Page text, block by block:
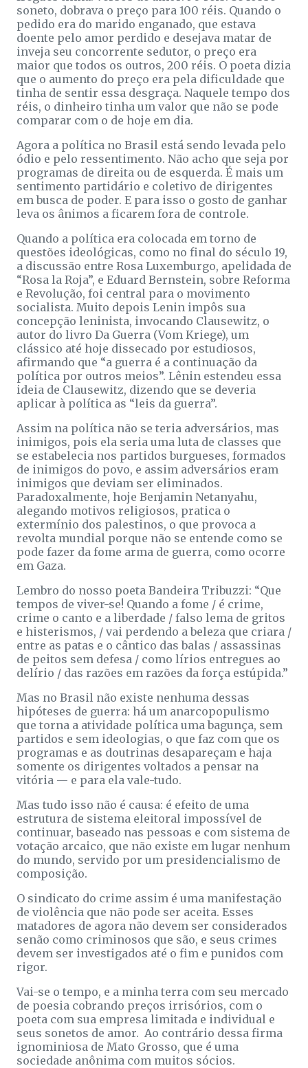
soneto, dobrava o preço para 100 réis. Quando o
pedido era do marido enganado, que estava
doente pelo amor perdido e desejava matar de
inveja seu concorrente sedutor, o preço era
maior que todos os outros, 200 réis. O poeta dizia
que o aumento do preço era pela dificuldade que
tinha de sentir essa desgraça. Naquele tempo dos
réis, o dinheiro tinha um valor que não se pode
comparar com o de hoje em dia.
Agora a política no Brasil está sendo levada pelo
ódio e pelo ressentimento. Não acho que seja por
programas de direita ou de esquerda. É mais um
sentimento partidário e coletivo de dirigentes
em busca de poder. E para isso o gosto de ganhar
leva os ânimos a ficarem fora de controle.
Quando a política era colocada em torno de
questões ideológicas, como no final do século 19,
a discussão entre Rosa Luxemburgo, apelidada de
“Rosa la Roja”, e Eduard Bernstein, sobre Reforma
e Revolução, foi central para o movimento
socialista. Muito depois Lenin impôs sua
concepção leninista, invocando Clausewitz, o
autor do livro Da Guerra (Vom Kriege), um
clássico até hoje dissecado por estudiosos,
afirmando que “a guerra é a continuação da
política por outros meios”. Lênin estendeu essa
ideia de Clausewitz, dizendo que se deveria
aplicar à política as “leis da guerra”.
Assim na política não se teria adversários, mas
inimigos, pois ela seria uma luta de classes que
se estabelecia nos partidos burgueses, formados
de inimigos do povo, e assim adversários eram
inimigos que deviam ser eliminados.
Paradoxalmente, hoje Benjamin Netanyahu,
alegando motivos religiosos, pratica o
extermínio dos palestinos, o que provoca a
revolta mundial porque não se entende como se
pode fazer da fome arma de guerra, como ocorre
em Gaza.
Lembro do nosso poeta Bandeira Tribuzzi: “Que
tempos de viver-se! Quando a fome / é crime,
crime o canto e a liberdade / falso lema de gritos
e histerismos, / vai perdendo a beleza que criara /
entre as patas e o cântico das balas / assassinas
de peitos sem defesa / como lírios entregues ao
delírio / das razões em razões da força estúpida.”
Mas no Brasil não existe nenhuma dessas
hipóteses de guerra: há um anarcopopulismo
que torna a atividade política uma bagunça, sem
partidos e sem ideologias, o que faz com que os
programas e as doutrinas desapareçam e haja
somente os dirigentes voltados a pensar na
vitória — e para ela vale-tudo.
Mas tudo isso não é causa: é efeito de uma
estrutura de sistema eleitoral impossível de
continuar, baseado nas pessoas e com sistema de
votação arcaico, que não existe em lugar nenhum
do mundo, servido por um presidencialismo de
composição.
O sindicato do crime assim é uma manifestação
de violência que não pode ser aceita. Esses
matadores de agora não devem ser considerados
senão como criminosos que são, e seus crimes
devem ser investigados até o fim e punidos com
rigor.
Vai-se o tempo, e a minha terra com seu mercado
de poesia cobrando preços irrisórios, com o
poeta com sua empresa limitada e individual e
seus sonetos de amor. Ao contrário dessa firma
ignominiosa de Mato Grosso, que é uma
sociedade anônima com muitos sócios.